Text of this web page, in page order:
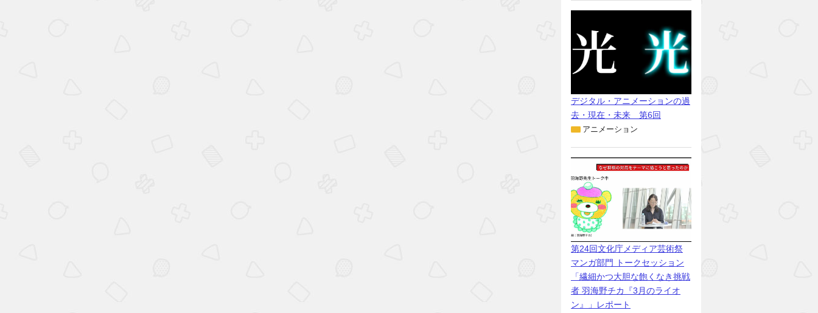
デジタル・アニメーションの過
去・現在・未来 第6回
アニメーション
第24回文化庁メディア芸術祭
マンガ部門 トークセッション
「繊細かつ大胆な飽くなき挑戦
者 羽海野チカ『3月のライオ
ン』」レポート